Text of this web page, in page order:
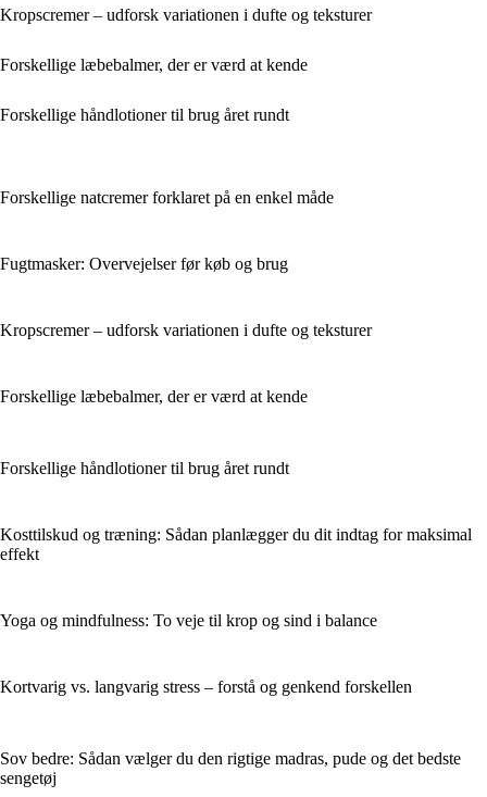
Kropscremer – udforsk variationen i dufte og teksturer
Forskellige læbebalmer, der er værd at kende
Forskellige håndlotioner til brug året rundt
Forskellige natcremer forklaret på en enkel måde
Fugtmasker: Overvejelser før køb og brug
Kropscremer – udforsk variationen i dufte og teksturer
Forskellige læbebalmer, der er værd at kende
Forskellige håndlotioner til brug året rundt
Kosttilskud og træning: Sådan planlægger du dit indtag for maksimal
effekt
Yoga og mindfulness: To veje til krop og sind i balance
Kortvarig vs. langvarig stress – forstå og genkend forskellen
Sov bedre: Sådan vælger du den rigtige madras, pude og det bedste
sengetøj